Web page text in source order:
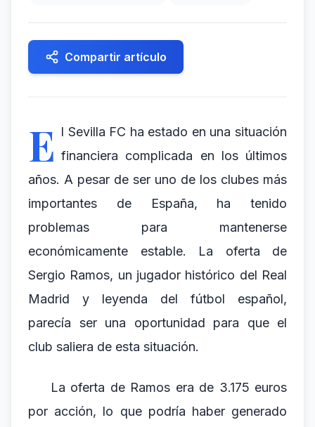
Compartir artículo
E l Sevilla FC ha estado en una situación
financiera complicada en los últimos
años. A pesar de ser uno de los clubes más
importantes de España, ha tenido
problemas para mantenerse
económicamente estable. La oferta de
Sergio Ramos, un jugador histórico del Real
Madrid y leyenda del fútbol español,
parecía ser una oportunidad para que el
club saliera de esta situación.
La oferta de Ramos era de 3.175 euros
por acción, lo que podría haber generado